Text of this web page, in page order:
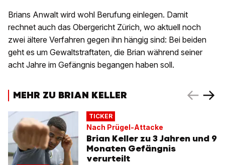
Brians Anwalt wird wohl Berufung einlegen. Damit
rechnet auch das Obergericht Zürich, wo aktuell noch
zwei ältere Verfahren gegen ihn hängig sind: Bei beiden
geht es um Gewaltstraftaten, die Brian während seiner
acht Jahre im Gefängnis begangen haben soll.
MEHR ZU BRIAN KELLER
TICKER
Nach Prügel-Attacke
Brian Keller zu 3 Jahren und 9
Monaten Gefängnis
verurteilt